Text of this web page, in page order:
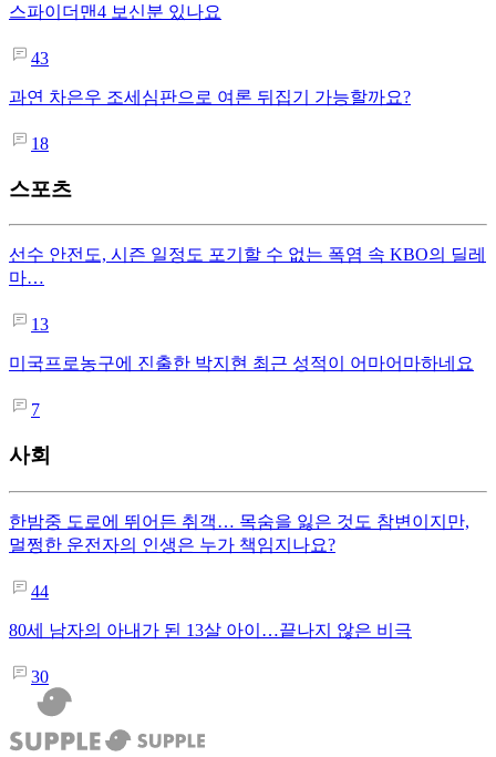
스파이더맨4 보신분 있나요
43
과연 차은우 조세심판으로 여론 뒤집기 가능할까요?
18
스포츠
선수 안전도, 시즌 일정도 포기할 수 없는 폭염 속 KBO의 딜레
마…
13
미국프로농구에 진출한 박지현 최근 성적이 어마어마하네요
7
사회
한밤중 도로에 뛰어든 취객… 목숨을 잃은 것도 참변이지만,
멀쩡한 운전자의 인생은 누가 책임지나요?
44
80세 남자의 아내가 된 13살 아이…끝나지 않은 비극
30